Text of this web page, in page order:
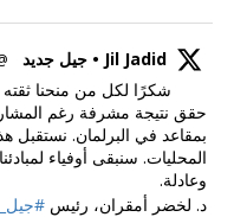
Jil Jadid • جيل جديد
شكرًا لكل من منحنا
بمقاعد في البرلمان. نستقبل
المحليات. سنبقى أوفياء
وعادلة.
د. لخضر أمقران، رئيس #جيل_